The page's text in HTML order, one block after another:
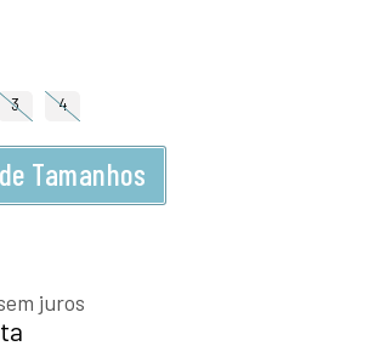
3 4
Tamanhos
juros